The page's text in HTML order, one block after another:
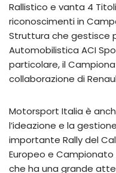
Rallistico e vanta 4
riconoscimenti in
Struttura che gestisce
Automobilistica ACI
particolare, il
collaborazione di
Motorsport Italia è
l’ideazione e la
importante Rally del
Europeo e Campionato
che ha una grande